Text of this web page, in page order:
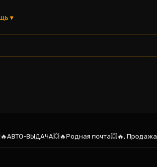
▾
ВЫДАЧА💥🔥Родная почта💥🔥, Продажа